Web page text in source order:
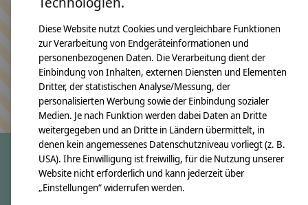
Bleiben Sie in Kontakt
Keine Sorge, wir übertreiben es nicht
crêpes suzette
Diese Website nutzt Cookies und vergleichbare Funktionen
zur Verarbeitung von Endgeräteinformationen und
personenbezogenen Daten. Die Verarbeitung dient der
Einbindung von Inhalten, externen Diensten und Elementen
Dritter, der statistischen Analyse/Messung, der
personalisierten Werbung sowie der Einbindung sozialer
Medien. Je nach Funktion werden dabei Daten an Dritte
weitergegeben und an Dritte in Ländern übermittelt, in
denen kein angemessenes Datenschutzniveau vorliegt (z. B.
USA). Ihre Einwilligung ist freiwillig, für die Nutzung unserer
Website nicht erforderlich und kann jederzeit über
„Einstellungen“ widerrufen werden.